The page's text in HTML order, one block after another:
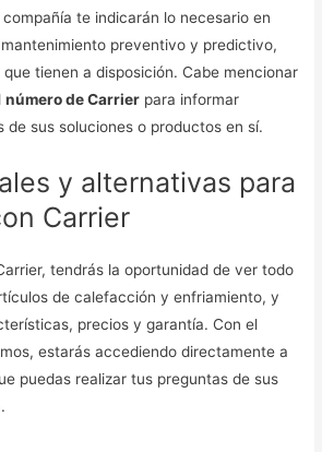
te indicarán lo necesario en
preventivo y predictivo,
tienen a disposición. Cabe mencionar
número de Carrier para informar
de sus soluciones o productos en sí.
y alternativas para
Carrier
tendrás la oportunidad de ver todo
de calefacción y enfriamiento, y
precios y garantía. Con el
estarás accediendo directamente a
puedas realizar tus preguntas de sus